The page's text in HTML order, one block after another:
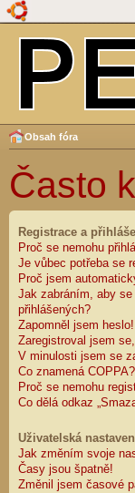
Obsah fóra
Často
Registrace a
Proč se nemohu
Je vůbec potřeba se
Proč jsem
Jak zabráním, aby
přihlášených?
Zapomněl jsem heslo!
Zaregistroval jsem
V minulosti jsem se
Co znamená COPPA?
Proč se nemohu
Co dělá odkaz
Uživatelská
Jak změním svoje
Časy jsou špatně!
Změnil jsem časové